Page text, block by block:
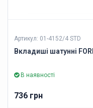
Артикул: 01-4152/4 STD
Вкладиші шатунні
В наявності
736 грн